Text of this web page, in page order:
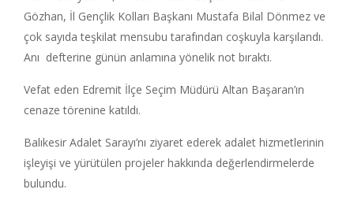
Gözhan, İl Gençlik Kolları Başkanı Mustafa Bilal Dönmez ve
çok sayıda teşkilat mensubu tarafından coşkuyla karşılandı.
Anı defterine günün anlamına yönelik not bıraktı.
Vefat eden Edremit İlçe Seçim Müdürü Altan Başaran’ın
cenaze törenine katıldı.
Balıkesir Adalet Sarayı’nı ziyaret ederek adalet hizmetlerinin
işleyişi ve yürütülen projeler hakkında değerlendirmelerde
bulundu.